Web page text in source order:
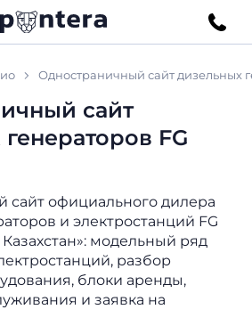
Одностраничный сайт дизельных
сайт
FG
сайт официального дилера
и электростанций FG
модельный ряд
разбор
блоки аренды,
и заявка на